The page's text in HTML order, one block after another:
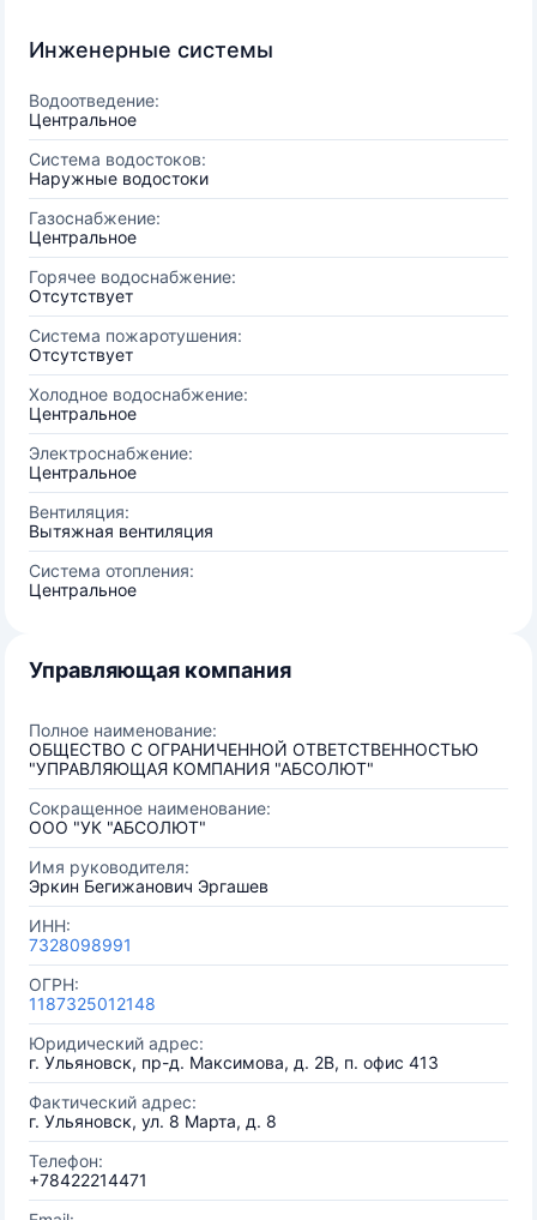
Инженерные системы
Водоотведение:
Центральное
Система водостоков:
Наружные водостоки
Газоснабжение:
Центральное
Горячее водоснабжение:
Отсутствует
Система пожаротушения:
Отсутствует
Холодное водоснабжение:
Центральное
Электроснабжение:
Центральное
Вентиляция:
Вытяжная вентиляция
Система отопления:
Центральное
Управляющая компания
Полное наименование:
ОБЩЕСТВО С ОГРАНИЧЕННОЙ ОТВЕТСТВЕННОСТЬЮ
"УПРАВЛЯЮЩАЯ КОМПАНИЯ "АБСОЛЮТ"
Сокращенное наименование:
ООО "УК "АБСОЛЮТ"
Имя руководителя:
Эркин Бегижанович Эргашев
ИНН:
7328098991
ОГРН:
1187325012148
Юридический адрес:
г. Ульяновск, пр-д. Максимова, д. 2В, п. офис 413
Фактический адрес:
г. Ульяновск, ул. 8 Марта, д. 8
Телефон:
+78422214471